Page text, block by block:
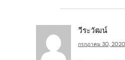
วีระวัฒน์
กรกฎาคม 30, 2020